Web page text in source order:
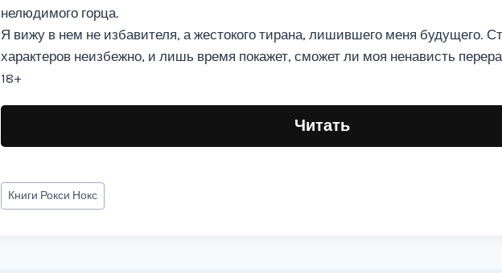
нелюдимого горца.
Я вижу в нем не избавителя, а жестокого тирана, лишившего меня будущего.
характеров неизбежно, и лишь время покажет, сможет ли моя ненависть
18+
Читать
Метки
записи:
Книги Рокси Нокс